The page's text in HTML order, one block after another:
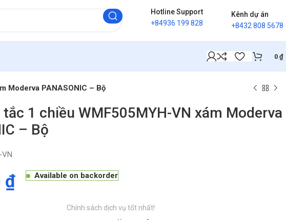
Hotline Support
+84936 199 828
Kênh dự án
+8432 808 5678
0 ₫
Moderva PANASONIC – Bộ
1 chiều WMF505MYH-VN xám Moderva
– Bộ
VN
₫ Available on backorder
Chính sách dịch vụ tốt nhất!